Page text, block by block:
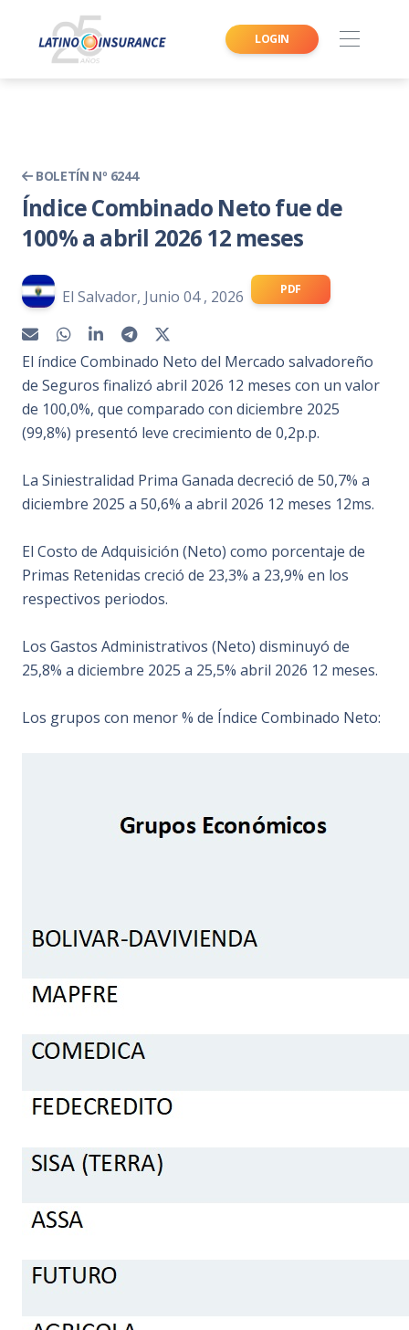
LOGIN
BOLETÍN Nº 6244
Índice Combinado Neto fue de
100% a abril 2026 12 meses
El Salvador, Junio 04 , 2026 PDF
El índice Combinado Neto del Mercado salvadoreño
de Seguros finalizó abril 2026 12 meses con un valor
de 100,0%, que comparado con diciembre 2025
(99,8%) presentó leve crecimiento de 0,2p.p.
La Siniestralidad Prima Ganada decreció de 50,7% a
diciembre 2025 a 50,6% a abril 2026 12 meses 12ms.
El Costo de Adquisición (Neto) como porcentaje de
Primas Retenidas creció de 23,3% a 23,9% en los
respectivos periodos.
Los Gastos Administrativos (Neto) disminuyó de
25,8% a diciembre 2025 a 25,5% abril 2026 12 meses.
Los grupos con menor % de Índice Combinado Neto: